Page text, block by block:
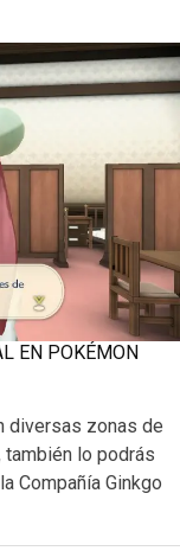
EN POKÉMON
diversas zonas de
lo podrás
Compañía Ginkgo